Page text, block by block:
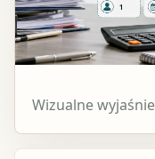
Wizualne